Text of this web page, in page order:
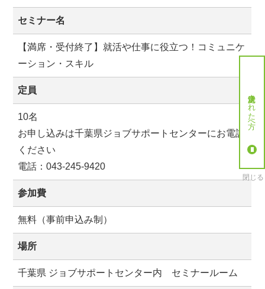
セミナー名
【満席・受付終了】就活や仕事に役立つ！コミュニケ
ーション・スキル
定員
10名
お申し込みは千葉県ジョブサポートセンターにお電話
ください
電話：043-245-9420
参加費
無料（事前申込み制）
場所
千葉県 ジョブサポートセンター内 セミナールーム
就労決定された方へ
閉じる